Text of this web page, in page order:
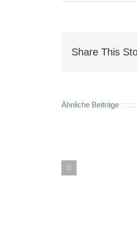
Share This
Ähnliche Beiträge